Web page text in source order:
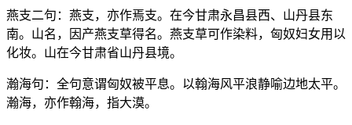
燕支二句：燕支，亦作焉支。在今甘肃永昌县西、山丹县东
南。山名，因产燕支草得名。燕支草可作染料，匈奴妇女用以
化妆。山在今甘肃省山丹县境。
瀚海句：全句意谓匈奴被平息。以翰海风平浪静喻边地太平。
瀚海，亦作翰海，指大漠。